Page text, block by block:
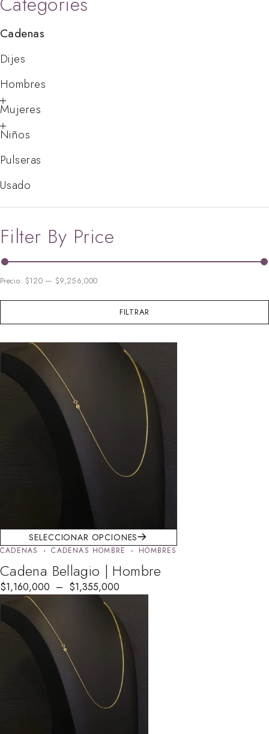
Cadenas
Dijes
Hombres
Mujeres
Niños
Pulseras
Usado
Filter By Price
FILTRAR
Precio: $120— $9,256,000
SELECCIONAR OPCIONES
CADENAS CADENAS HOMBRE HOMBRES
Cadena Bellagio | Hombre
$1,160,000 – $1,355,000